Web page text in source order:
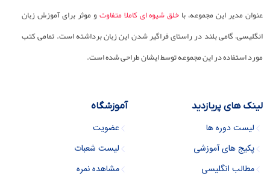
عنوان مدیر این مجموعه، باخلق شیوه ای کاملا متفاوتو موثر برای آموزش زبان
انگلیسی، گامی بلند در راستای فراگیر شدن این زبان برداشته است. تمامی کتب
مورد استفاده در این مجموعه توسط ایشان طراحی شده است.
لینک های پربازدید
لیست دوره ها
پکیج های آموزشی
مطالب انگلیسی
آموزشگاه
عضویت
لیست شعبات
مشاهده نمره